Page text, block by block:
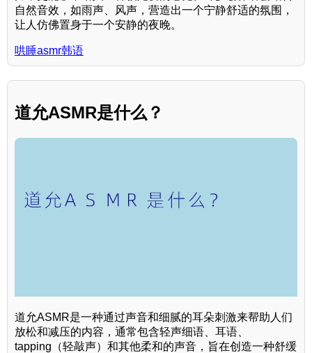
自然音效，如雨声、风声，营造出一个宁静舒适的氛围，
让人仿佛置身于一个安静的夜晚。
哄睡asmr韩语
道允ASMR是什么？
道允ASMR是一种通过声音和细腻的耳朵刺激来帮助人们
放松和减压的内容，通常包含轻声细语、耳语、
tapping（轻敲声）和其他柔和的声音，旨在创造一种舒缓